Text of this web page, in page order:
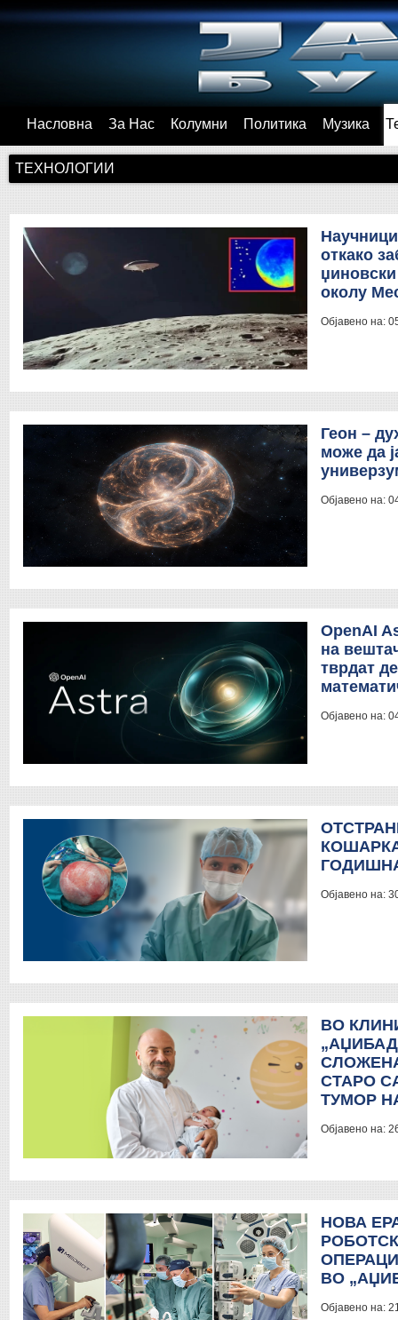
Насловна За Нас Колумни Политика Музика
ТЕХНОЛОГИИ
откако
околу
Објавено на:
Геон –
може да
Објавено на:
OpenAI
на
тврдат
Објавено на:
Објавено на:
ВО
СТАРО
ТУМОР
Објавено на:
НОВА
ВО
Објавено на: